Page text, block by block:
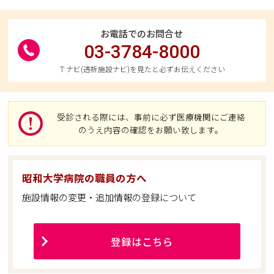
お電話でのお問合せ
03-3784-8000
Ｔナビ(透析施設ナビ)を見たと必ずお伝えください
受診される際には、事前に必ず医療機関にご連絡
のうえ内容の確認をお願い致します。
昭和大学病院の職員の方へ
施設情報の変更・追加情報の登録について
登録はこちら